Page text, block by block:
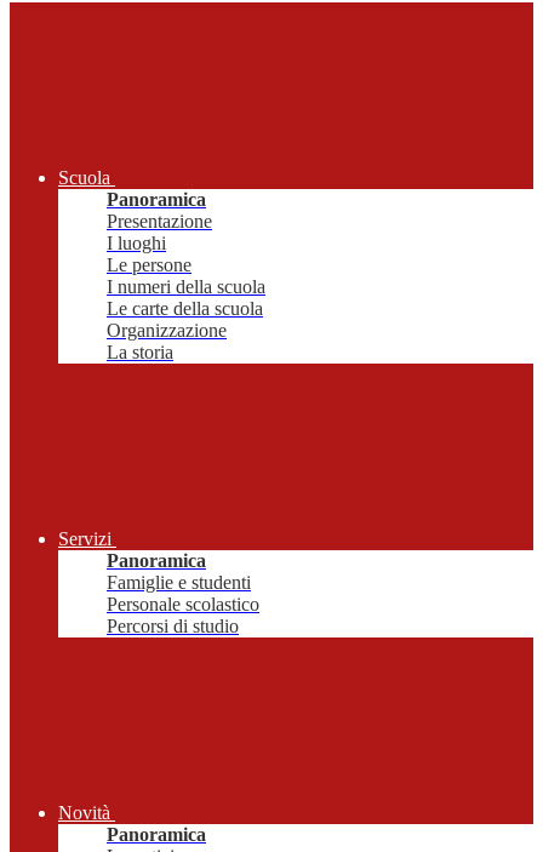
Scuola
Panoramica
Presentazione
I luoghi
Le persone
I numeri della scuola
Le carte della scuola
Organizzazione
La storia
Servizi
Panoramica
Famiglie e studenti
Personale scolastico
Percorsi di studio
Novità
Panoramica